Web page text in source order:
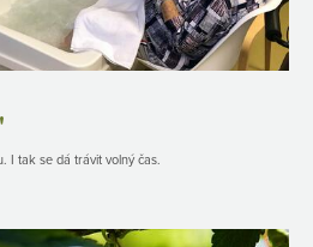
I tak se dá trávit volný čas.